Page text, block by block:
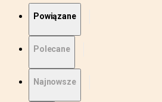
Powiązane
Polecane
Najnowsze